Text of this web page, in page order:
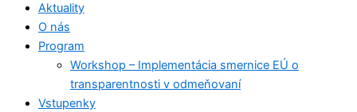
Aktuality
O nás
Program
Workshop – Implementácia smernice EÚ o
transparentnosti v odmeňovaní
Vstupenky